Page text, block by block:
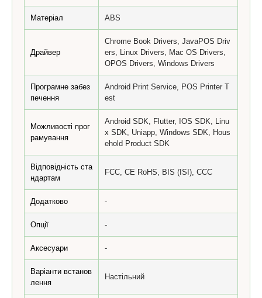
Матеріал ABS
Драйвер
Chrome Book Drivers, JavaPOS Driv
ers, Linux Drivers, Mac OS Drivers,
OPOS Drivers, Windows Drivers
Програмне забез
печення
Android Print Service, POS Printer T
est
Можливості прог
рамування
Android SDK, Flutter, IOS SDK, Linu
x SDK, Uniapp, Windows SDK, Hous
ehold Product SDK
Відповідність ста
ндартам
FCC, CE RoHS, BIS (ISI), CCC
Додатково -
Опції -
Аксесуари -
Варіанти встанов
лення
Настільний